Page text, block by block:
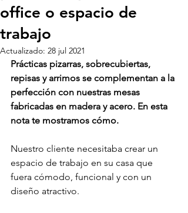
office o espacio de
trabajo
Actualizado: 28 jul 2021
Prácticas pizarras, sobrecubiertas,
repisas y arrimos se complementan a la
perfección con nuestras mesas
fabricadas en madera y acero. En esta
nota te mostramos cómo.
Nuestro cliente necesitaba crear un
espacio de trabajo en su casa que
fuera cómodo, funcional y con un
diseño atractivo.